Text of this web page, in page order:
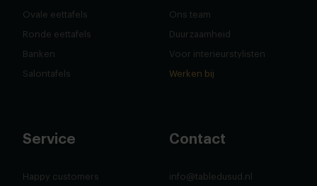
Ovale eettafels
Ronde eettafels
Banken
Salontafels
Ons team
Duurzaamheid
Voor interieurstylisten
Werken bij
Service
Happy customers
Contact
info@tabledusud.nl